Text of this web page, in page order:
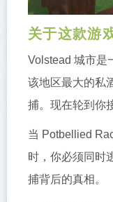
关于这款游
Volstead 城市是
该地区最大的私
捕。现在轮到你
当 Potbellied
时，你必须同时
捕背后的真相。